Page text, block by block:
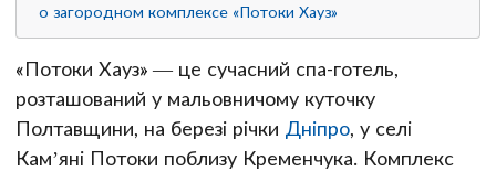
о загородном комплексе «Потоки Хауз»
«Потоки Хауз» — це сучасний спа-готель,
розташований у мальовничому куточку
Полтавщини, на березі річки Дніпро, у селі
Кам’яні Потоки поблизу Кременчука. Комплекс